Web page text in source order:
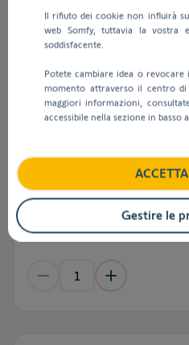
HOME
654,92 €
Il rifiuto dei cookie non influirà
web Somfy, tuttavia la vostra
soddisfacente.
Potete cambiare idea o
momento attraverso il centro
maggiori informazioni,
accessibile nella sezione in basso a
Gestire le